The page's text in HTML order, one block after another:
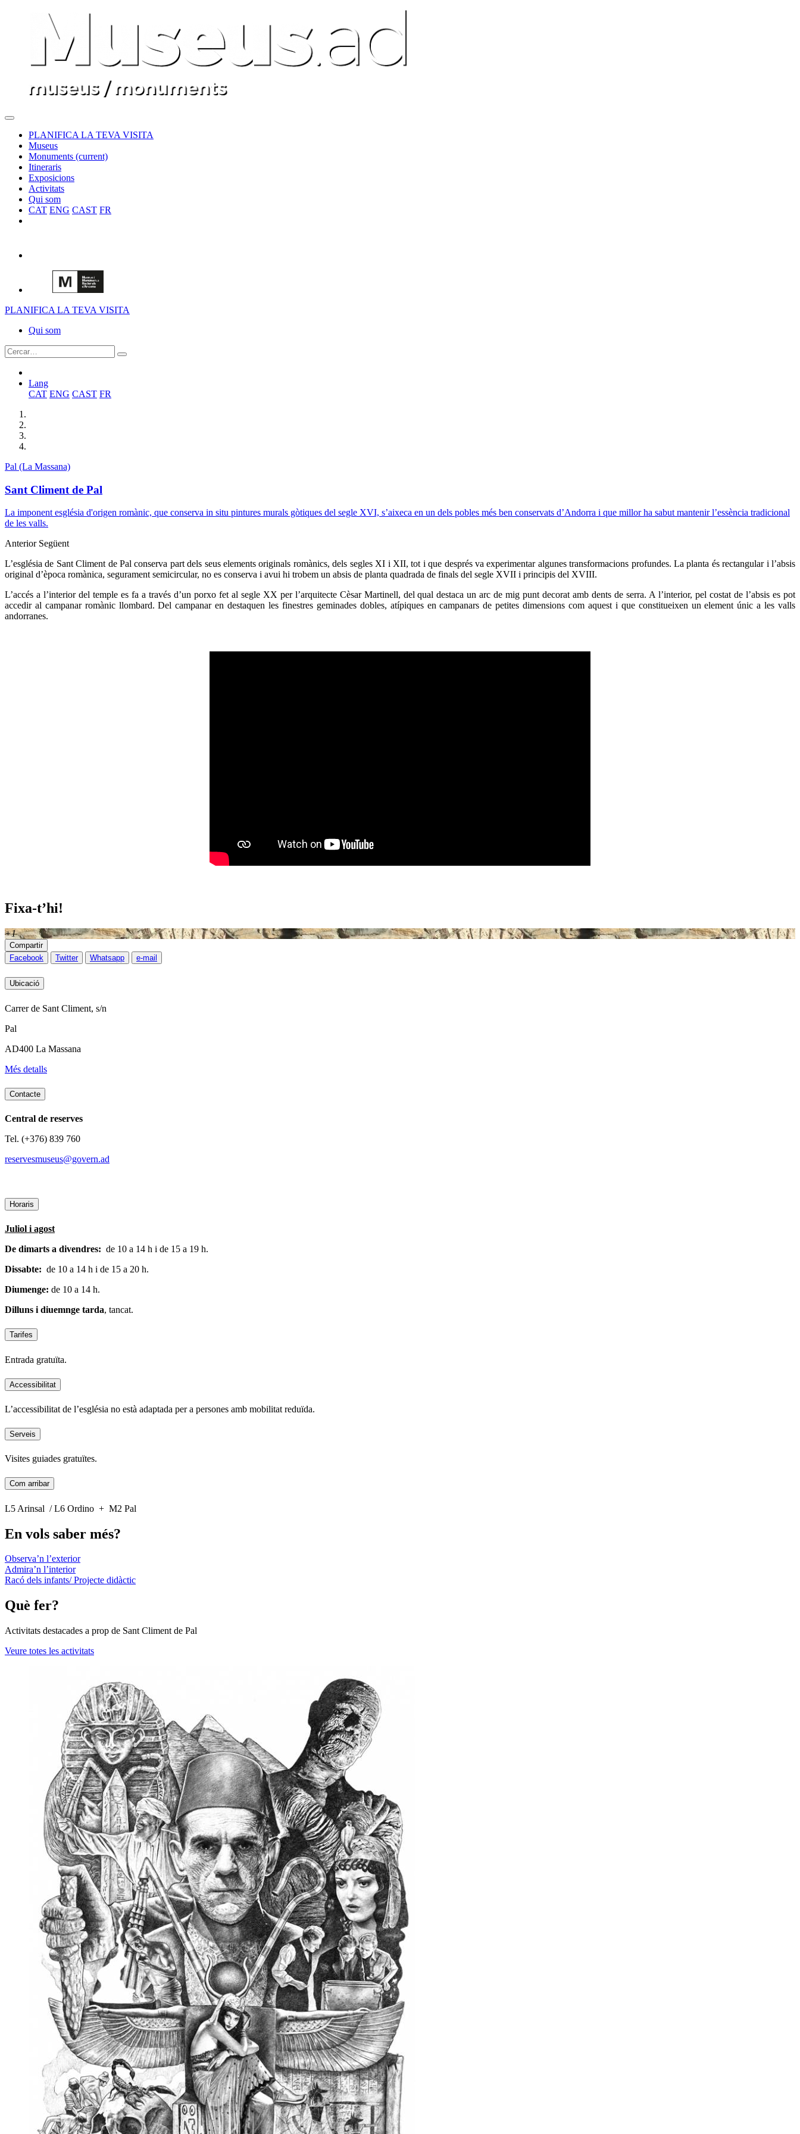
PLANIFICA LA TEVA VISITA
Museus
Monuments (current)
Itineraris
Exposicions
Activitats
Qui som
CAT ENG CAST FR
PLANIFICA LA TEVA VISITA
Qui som
Lang
CAT ENG CAST FR
Pal (La Massana)
Sant Climent de Pal
La imponent església d'origen romànic, que conserva in situ pintures murals gòtiques del segle XVI, s’aixeca en un dels pobles més ben conservats d’Andorra i que millor ha sabut mantenir l’essència tradicional
de les valls.
Anterior Següent
L’església de Sant Climent de Pal conserva part dels seus elements originals romànics, dels segles XI i XII, tot i que després va experimentar algunes transformacions profundes. La planta és rectangular i l’absis
original d’època romànica, segurament semicircular, no es conserva i avui hi trobem un absis de planta quadrada de finals del segle XVII i principis del XVIII.
L’accés a l’interior del temple es fa a través d’un porxo fet al segle XX per l’arquitecte Cèsar Martinell, del qual destaca un arc de mig punt decorat amb dents de serra. A l’interior, pel costat de l’absis es pot
accedir al campanar romànic llombard. Del campanar en destaquen les finestres geminades dobles, atípiques en campanars de petites dimensions com aquest i que constitueixen un element únic a les valls
andorranes.
Fixa-t’hi!
+1
Compartir
Facebook
Twitter Whatsapp e-mail
Ubicació
Carrer de Sant Climent, s/n
Pal
AD400 La Massana
Més detalls
Contacte
Central de reserves
Tel. (+376) 839 760
reservesmuseus@govern.ad
Horaris
Juliol i agost
De dimarts a divendres: de 10 a 14 h i de 15 a 19 h.
Dissabte: de 10 a 14 h i de 15 a 20 h.
Diumenge: de 10 a 14 h.
Dilluns i diuemnge tarda, tancat.
Tarifes
Entrada gratuïta.
Accessibilitat
L’accessibilitat de l’església no està adaptada per a persones amb mobilitat reduïda.
Serveis
Visites guiades gratuïtes.
Com arribar
L5 Arinsal / L6 Ordino + M2 Pal
En vols saber més?
Observa’n l’exterior
Admira’n l’interior
Racó dels infants/ Projecte didàctic
Què fer?
Activitats destacades a prop de Sant Climent de Pal
Veure totes les activitats